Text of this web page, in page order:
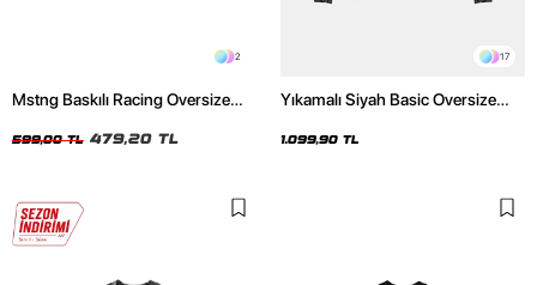
2
Mstng Baskılı Racing Oversize
599,00 TL 479,20 TL
17
Yıkamalı Siyah Basic Oversize
1.099,90 TL